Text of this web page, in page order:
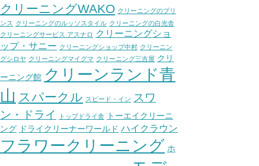
クリーニングWAKO クリーニングのプリ
ンス クリーニングのルッソスタイル クリーニングの白光舎
クリーニングサービス アスナロ
クリーニングショ
ップ・サニー クリーニングショップ中村 クリーニン
グシロヤ クリーニングマイグマ クリーニング三吉屋 クリ
ーニング館 クリーンランド青
山 スパークル スピード・イン スワ
ン・ドライ
トップドライ舎
トーエイクリーニ
ング ドライクリーナーワールド ハイクラウン
フラワークリーニング ホ